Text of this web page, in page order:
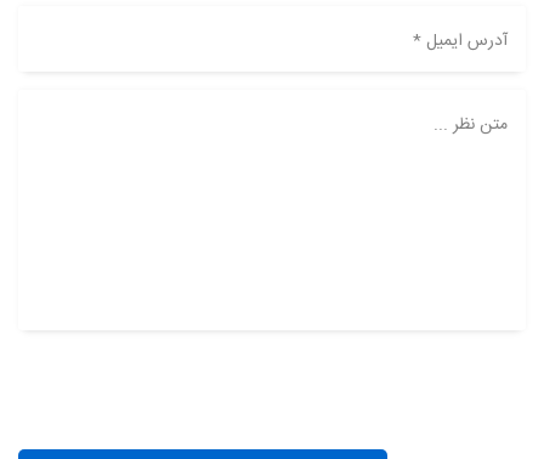
آدرس ایمیل *
متن نظر ...